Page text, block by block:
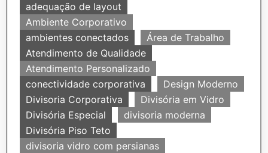
adequação de layout
Ambiente Corporativo
ambientes conectados
Área de Trabalho
Atendimento de Qualidade
Atendimento Personalizado
conectividade corporativa
Design Moderno
Divisoria Corporativa
Divisória em Vidro
Divisória Especial
divisoria moderna
Divisória Piso Teto
divisoria vidro com persianas